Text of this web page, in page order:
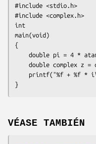
#include <stdio.h>
#include <complex.h>
int
main(void)
{
VÉASE TAMBIÉN